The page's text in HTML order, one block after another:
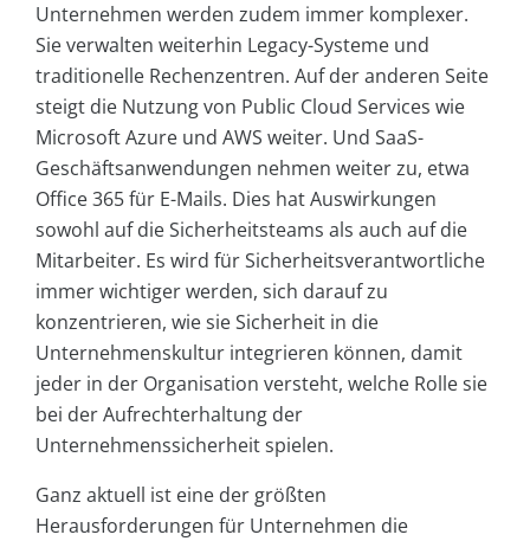
Unternehmen werden zudem immer komplexer.
Sie verwalten weiterhin Legacy-Systeme und
traditionelle Rechenzentren. Auf der anderen Seite
steigt die Nutzung von Public Cloud Services wie
Microsoft Azure und AWS weiter. Und SaaS-
Geschäftsanwendungen nehmen weiter zu, etwa
Office 365 für E-Mails. Dies hat Auswirkungen
sowohl auf die Sicherheitsteams als auch auf die
Mitarbeiter. Es wird für Sicherheitsverantwortliche
immer wichtiger werden, sich darauf zu
konzentrieren, wie sie Sicherheit in die
Unternehmenskultur integrieren können, damit
jeder in der Organisation versteht, welche Rolle sie
bei der Aufrechterhaltung der
Unternehmenssicherheit spielen.
Ganz aktuell ist eine der größten
Herausforderungen für Unternehmen die